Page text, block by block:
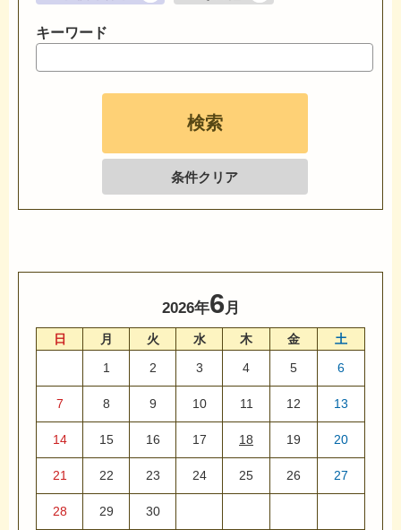
キーワード
条件クリア
2026年6 月
日 月 火 水 木 金
土
1
2 3 4 5 6
7 8 9 10 11 12 13
14 15 16 17 18 19 20
21 22 23 24 25 26 27
28 29 30